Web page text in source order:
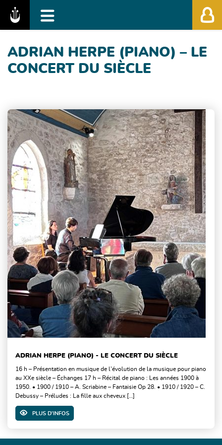
Fédération des Festivals de Musique
ADRIAN HERPE (PIANO) – LE
CONCERT DU SIÈCLE
ADRIAN HERPE (PIANO) - LE CONCERT DU SIÈCLE
16 h – Présentation en musique de l’évolution de la musique pour piano
au XXe siècle – Échanges 17 h – Récital de piano : Les années 1900 à
1950. • 1900 / 1910 – A. Scriabine – Fantaisie Op 28. • 1910 / 1920 – C.
Debussy – Préludes : La fille aux cheveux […]
PLUS D'INFOS